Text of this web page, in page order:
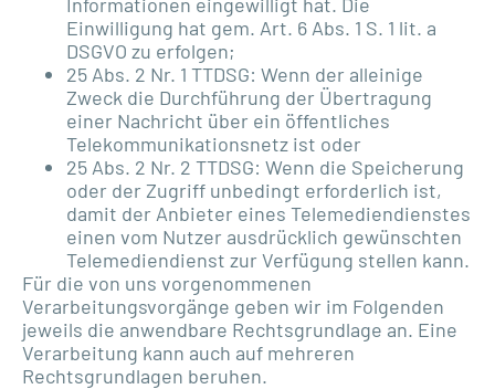
Einwilligung hat gem. Art. 6 Abs. 1 S. 1 lit. a
DSGVO zu erfolgen;
25 Abs. 2 Nr. 1 TTDSG: Wenn der alleinige
Zweck die Durchführung der Übertragung
einer Nachricht über ein öffentliches
Telekommunikationsnetz ist oder
25 Abs. 2 Nr. 2 TTDSG: Wenn die Speicherung
oder der Zugriff unbedingt erforderlich ist,
damit der Anbieter eines Telemediendienstes
einen vom Nutzer ausdrücklich gewünschten
Telemediendienst zur Verfügung stellen kann.
Für die von uns vorgenommenen
Verarbeitungsvorgänge geben wir im Folgenden
jeweils die anwendbare Rechtsgrundlage an. Eine
Verarbeitung kann auch auf mehreren
Rechtsgrundlagen beruhen.